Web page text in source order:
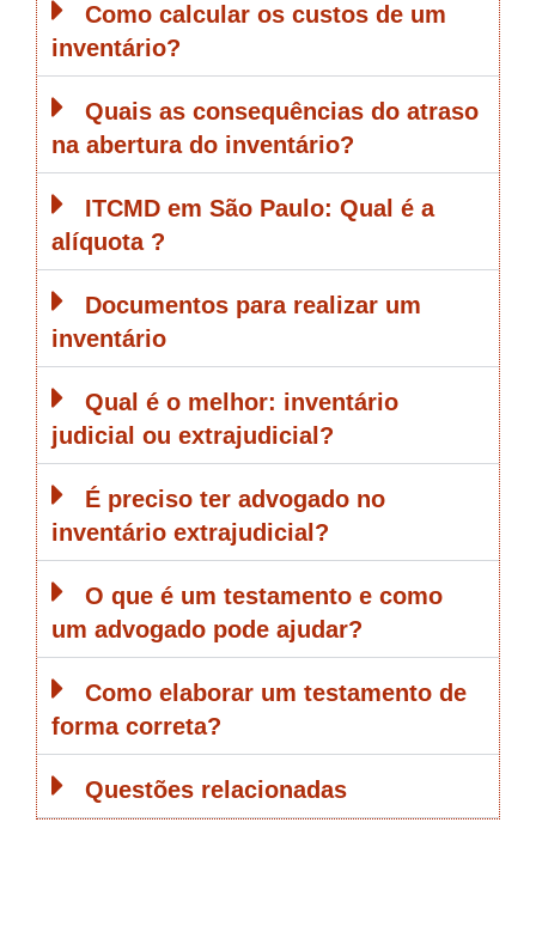
Como calcular os custos de um
inventário?
Quais as consequências do atraso
na abertura do inventário?
ITCMD em São Paulo: Qual é a
alíquota ?
Documentos para realizar um
inventário
Qual é o melhor: inventário
judicial ou extrajudicial?
É preciso ter advogado no
inventário extrajudicial?
O que é um testamento e como
um advogado pode ajudar?
Como elaborar um testamento de
forma correta?
Questões relacionadas